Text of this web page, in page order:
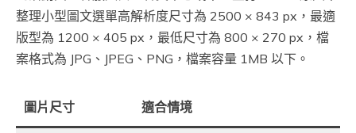
整理小型圖文選單高解析度尺寸為 2500 × 843 px，最適
版型為 1200 × 405 px，最低尺寸為 800 × 270 px，檔
案格式為 JPG、JPEG、PNG，檔案容量 1MB 以下。
圖片尺寸 適合情境